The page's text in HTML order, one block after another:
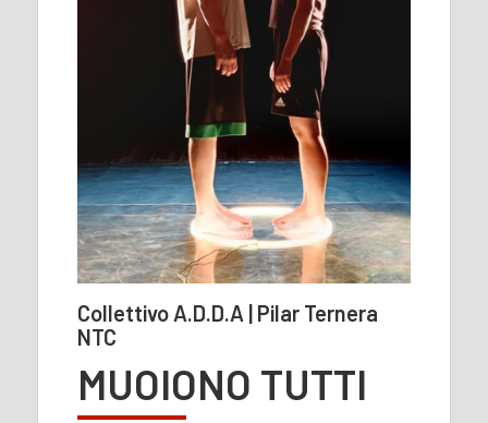
Collettivo A.D.D.A | Pilar Ternera
NTC
MUOIONO TUTTI